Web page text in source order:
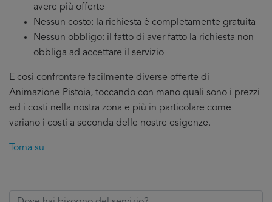
avere più offerte
Nessun costo: la richiesta è completamente gratuita
Nessun obbligo: il fatto di aver fatto la richiesta non
obbliga ad accettare il servizio
E cosi confrontare facilmente diverse offerte di
Animazione Pistoia, toccando con mano quali sono i prezzi
ed i costi nella nostra zona e più in particolare come
variano i costi a seconda delle nostre esigenze.
Torna su